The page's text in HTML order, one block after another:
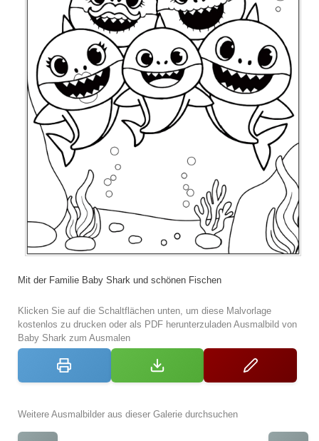
Mit der Familie Baby Shark und schönen Fischen
Klicken Sie auf die Schaltflächen unten, um diese Malvorlage
kostenlos zu drucken oder als PDF herunterzuladen Ausmalbild von
Baby Shark zum Ausmalen
Weitere Ausmalbilder aus dieser Galerie durchsuchen